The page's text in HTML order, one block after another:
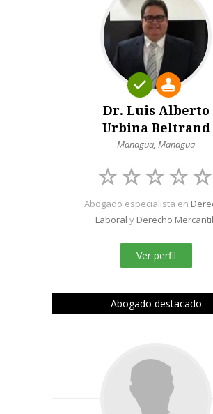
Dr. Luis Alberto
Urbina Beltrand
Managua, Managua
Abogado especialista en
Laboral y Derecho Mercantil
Ver perfil
Abogado destacado